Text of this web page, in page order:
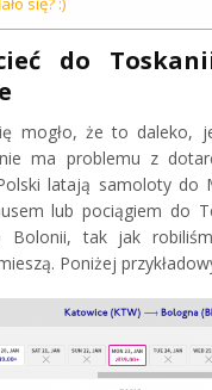
do
mogło, że to daleko,
ma problemu z
latają samoloty do
lub pociągiem do
Bolonii, tak jak
Poniżej